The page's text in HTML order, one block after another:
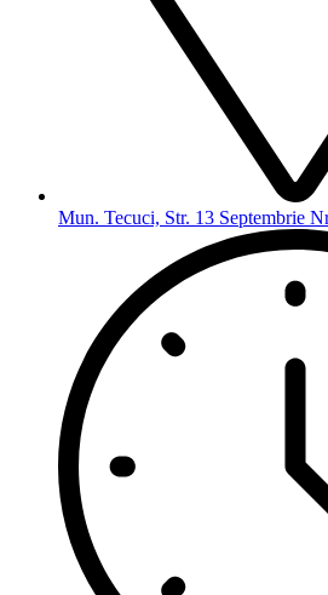
Mun. Tecuci, Str. 13 Septembrie